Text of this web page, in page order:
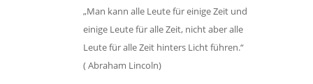
„Man kann alle Leute für einige Zeit und
einige Leute für alle Zeit, nicht aber alle
Leute für alle Zeit hinters Licht führen.“
( Abraham Lincoln)